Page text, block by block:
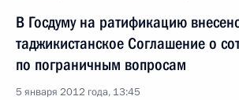
В Госдуму на ратификацию
таджикистанское Соглашение о
по пограничным вопросам
5 января 2012 года, 13:45